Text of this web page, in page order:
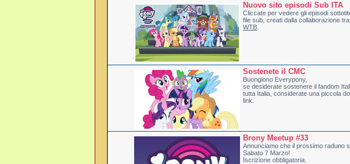
Nuovo sito episodi Sub ITA
Cliccate per vedere gli episodi
file sub, creati dalla collaborazione tra
WTB
Sostenete il CMC
Buongiono Everypony,
se desiderate sostenere il fandom
tutta Italia, considerate una piccola
link.
Brony Meetup #33
Annunciamo che il prossimo raduno
Sabato 7 Marzo!
Iscrizione obbligatoria.